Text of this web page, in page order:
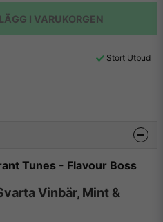
LÄGG I VARUKORGEN
Stort Utbud
Tunes - Flavour Boss
Vinbär, Mint &